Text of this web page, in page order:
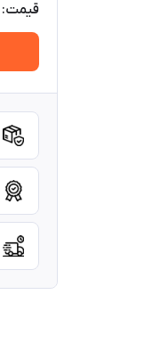
قیمت: